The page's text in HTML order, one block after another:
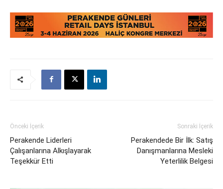
Önceki İçerik
Perakende Liderleri
Çalışanlarına Alkışlayarak
Teşekkür Etti
Sonraki İçerik
Perakendede Bir İlk: Satış
Danışmanlarına Mesleki
Yeterlilik Belgesi